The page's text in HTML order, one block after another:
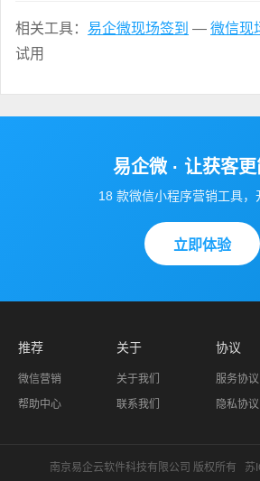
相关工具： 易企微现场签到 — 微信现
试用
易企微 · 让获客
18 款微信小程序营销工具，
立即体验
推荐
微信营销
帮助中心
关于
关于我们
联系我们
协议
服务协议
隐私协议
南京易企云软件科技有限公司 版权所有 苏